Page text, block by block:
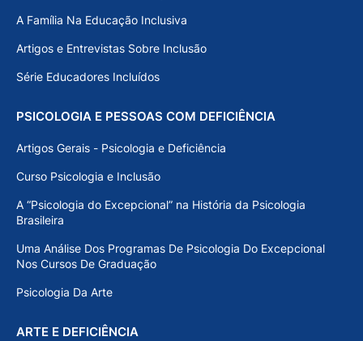
A Família Na Educação Inclusiva
Artigos e Entrevistas Sobre Inclusão
Série Educadores Incluídos
PSICOLOGIA E PESSOAS COM DEFICIÊNCIA
Artigos Gerais - Psicologia e Deficiência
Curso Psicologia e Inclusão
A “Psicologia do Excepcional” na História da Psicologia
Brasileira
Uma Análise Dos Programas De Psicologia Do Excepcional
Nos Cursos De Graduação
Psicologia Da Arte
ARTE E DEFICIÊNCIA